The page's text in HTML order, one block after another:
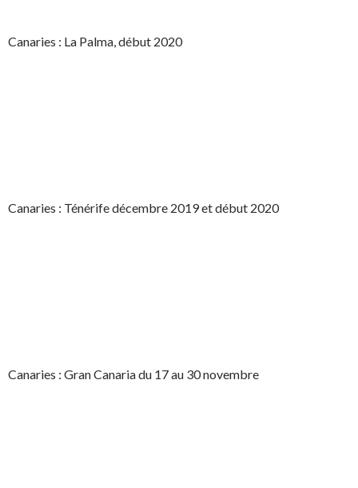
Canaries : La Palma, début 2020
Canaries : Ténérife décembre 2019 et début 2020
Canaries : Gran Canaria du 17 au 30 novembre